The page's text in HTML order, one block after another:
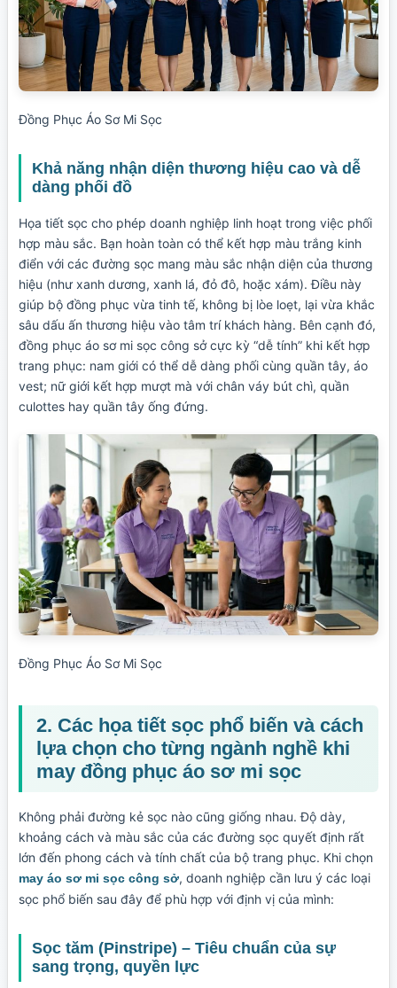
Đồng Phục Áo Sơ Mi Sọc
Khả năng nhận diện thương hiệu cao và dễ
dàng phối đồ
Họa tiết sọc cho phép doanh nghiệp linh hoạt trong việc phối
hợp màu sắc. Bạn hoàn toàn có thể kết hợp màu trắng kinh
điển với các đường sọc mang màu sắc nhận diện của thương
hiệu (như xanh dương, xanh lá, đỏ đô, hoặc xám). Điều này
giúp bộ đồng phục vừa tinh tế, không bị lòe loẹt, lại vừa khắc
sâu dấu ấn thương hiệu vào tâm trí khách hàng. Bên cạnh đó,
đồng phục áo sơ mi sọc công sở cực kỳ “dễ tính” khi kết hợp
trang phục: nam giới có thể dễ dàng phối cùng quần tây, áo
vest; nữ giới kết hợp mượt mà với chân váy bút chì, quần
culottes hay quần tây ống đứng.
Đồng Phục Áo Sơ Mi Sọc
2. Các họa tiết sọc phổ biến và cách
lựa chọn cho từng ngành nghề khi
may đồng phục áo sơ mi sọc
Không phải đường kẻ sọc nào cũng giống nhau. Độ dày,
khoảng cách và màu sắc của các đường sọc quyết định rất
lớn đến phong cách và tính chất của bộ trang phục. Khi chọn
may áo sơ mi sọc công sở, doanh nghiệp cần lưu ý các loại
sọc phổ biến sau đây để phù hợp với định vị của mình:
Sọc tăm (Pinstripe) – Tiêu chuẩn của sự
sang trọng, quyền lực